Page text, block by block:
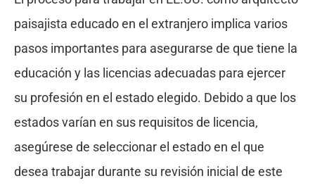
paisajista educado en el extranjero implica varios
pasos importantes para asegurarse de que tiene la
educación y las licencias adecuadas para ejercer
su profesión en el estado elegido. Debido a que los
estados varían en sus requisitos de licencia,
asegúrese de seleccionar el estado en el que
desea trabajar durante su revisión inicial de este